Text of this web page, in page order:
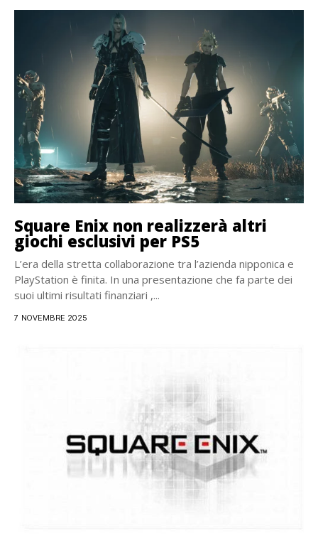
Square Enix non realizzerà altri
giochi esclusivi per PS5
L’era della stretta collaborazione tra l’azienda nipponica e
PlayStation è finita. In una presentazione che fa parte dei
suoi ultimi risultati finanziari ,...
7 NOVEMBRE 2025